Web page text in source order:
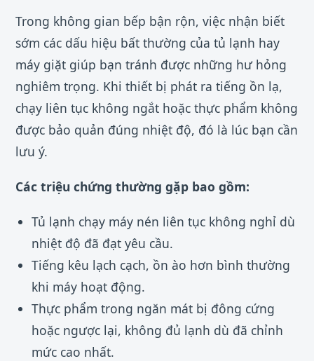
Trong không gian bếp bận rộn, việc nhận biết
sớm các dấu hiệu bất thường của tủ lạnh hay
máy giặt giúp bạn tránh được những hư hỏng
nghiêm trọng. Khi thiết bị phát ra tiếng ồn lạ,
chạy liên tục không ngắt hoặc thực phẩm không
được bảo quản đúng nhiệt độ, đó là lúc bạn cần
lưu ý.
Các triệu chứng thường gặp bao gồm:
Tủ lạnh chạy máy nén liên tục không nghỉ dù
nhiệt độ đã đạt yêu cầu.
Tiếng kêu lạch cạch, ồn ào hơn bình thường
khi máy hoạt động.
Thực phẩm trong ngăn mát bị đông cứng
hoặc ngược lại, không đủ lạnh dù đã chỉnh
mức cao nhất.